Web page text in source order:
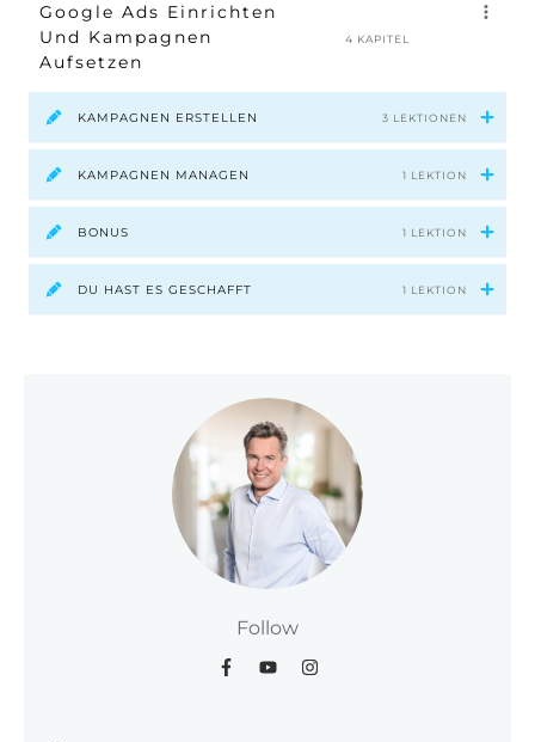
Google Ads Einrichten
Und Kampagnen
Aufsetzen
4 KAPITEL
KAMPAGNEN ERSTELLEN 3 LEKTIONEN
KAMPAGNEN MANAGEN 1 LEKTION
BONUS 1 LEKTION
DU HAST ES GESCHAFFT 1 LEKTION
Follow